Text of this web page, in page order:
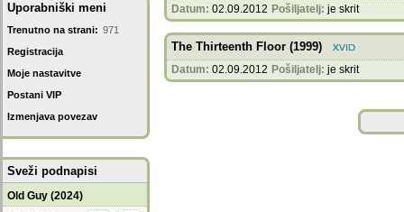
Uporabniški meni
Trenutno na strani: 971
Registracija
Moje nastavitve
Postani VIP
Izmenjava povezav
Sveži podnapisi
Old Guy (2024)
Datum: 02.09.2012 Pošiljatelj: je skrit
The Thirteenth Floor (1999)
Datum: 02.09.2012 Pošiljatelj: je skrit